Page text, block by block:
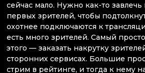
сейчас мало. Нужно как-то
первых зрителей, чтобы
охотнее подключаются к
есть много зрителей. Самый
этого — заказать накрутку
сторонних сервисах. Большие
стрим в рейтинге, и тогда к нему